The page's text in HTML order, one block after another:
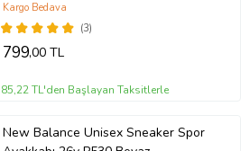
(3)
Kargo Bedava
799,00 TL
85,22 TL'den Başlayan Taksitlerle
New Balance Unisex Sneaker Spor